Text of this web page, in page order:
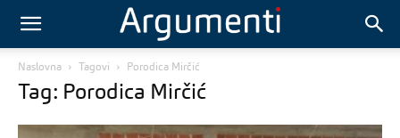
Naslovna Tagovi Porodica Mirčić
Tag: Porodica Mirčić